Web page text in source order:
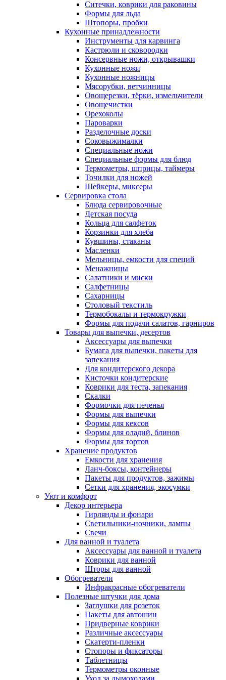
Ситечки, коврики для раковины
Формы для льда
Штопоры, пробки
Кухонные принадлежности
Инструменты для карвинга
Кастрюли и сковородки
Консервные ножи, открывашки
Кухонные ножи
Кухонные ножницы
Мясорубки, ветчинницы
Овощерезки, тёрки, измельчители
Овощечистки
Орехоколы
Пароварки
Разделочные доски
Соковыжималки
Специальные ножи
Специальные формы для блюд
Термометры, шприцы, таймеры
Точилки для ножей
Шейкеры, миксеры
Сервировка стола
Блюда сервировочные
Детская посуда
Кольца для салфеток
Корзинки для хлеба
Кувшины, стаканы
Масленки
Мельницы, емкости для специй
Менажницы
Салатники и миски
Салфетницы
Сахарницы
Столовый текстиль
Термобокалы и термокружки
Формы для подачи салатов, гарниров
Товары для выпечки, десертов
Аксессуары для выпечки
Бумага для выпечки, пакеты для
запекания
Для кондитерского декора
Кисточки кондитерские
Коврики для теста, запекания
Скалки
Формочки для печенья
Формы для выпечки
Формы для кексов
Формы для оладий, блинов
Формы для тортов
Хранение продуктов
Емкости для хранения
Ланч-боксы, контейнеры
Пакеты для продуктов, зажимы
Сетки для хранения, экосумки
Уют и комфорт
Декор интерьера
Гирлянды и фонари
Светильники-ночники, лампы
Свечи
Для ванной и туалета
Аксессуары для ванной и туалета
Коврики для ванной
Шторы для ванной
Обогреватели
Инфракрасные обогреватели
Полезные штучки для дома
Заглушки для розеток
Пакеты для автошин
Придверные коврики
Различные аксессуары
Скатерти-пленки
Стопоры и фиксаторы
Таблетницы
Термометры оконные
Уход за дымоходами